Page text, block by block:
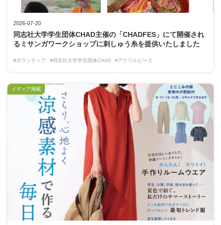
2026-07-20
同志社大学学生団体CHAD主催の「CHADFES」にて開催され
るミサンガワークショップに刺しゅう糸を提供いたしました
#ボランティア #同志社大学学生団体CHAD #アクリルビーズ
メディア掲載